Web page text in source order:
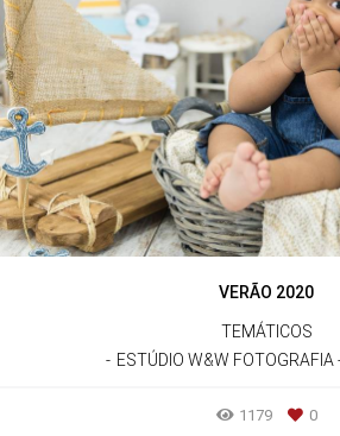
VERÃO 2020
TEMÁTICOS
ESTÚDIO W&W FOTOGRAFIA
1179 0